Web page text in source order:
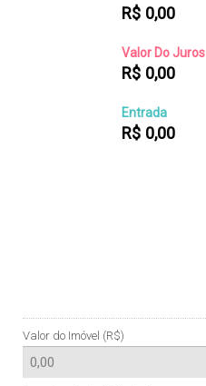
R$ 0,00
Valor Do Juros
R$ 0,00
Entrada
R$ 0,00
Valor do Imóvel (R$)